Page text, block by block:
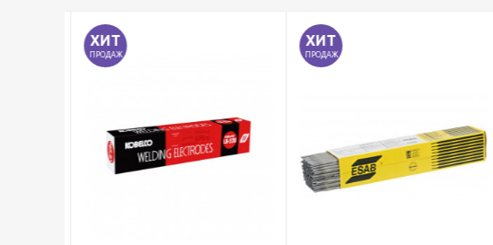
ХИТ
ПРОДАЖ
ХИТ
ПРОДАЖ